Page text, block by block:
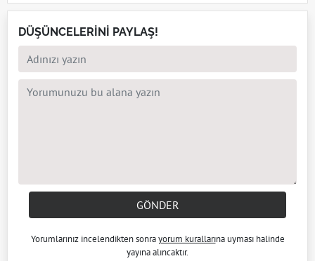
DÜŞÜNCELERİNİ PAYLAŞ!
GÖNDER
Yorumlarınız incelendikten sonrayorum kurallarına uyması halinde
yayına alıncaktır.